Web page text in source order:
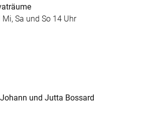
Sa und So 14 Uhr
und Jutta Bossard